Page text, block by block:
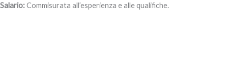
Salario:Commisurata all’esperienza e alle qualifiche.